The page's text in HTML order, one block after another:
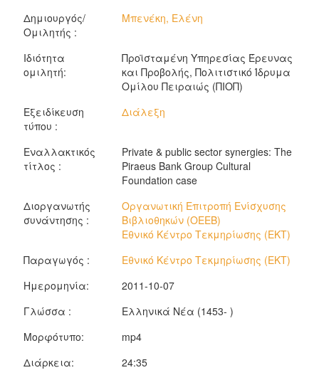
Δημιουργός/
Ομιλητής :
Μπενέκη, Ελένη
Ιδιότητα
ομιλητή:
Προϊσταμένη Υπηρεσίας Έρευνας
και Προβολής, Πολιτιστικό Ίδρυμα
Ομίλου Πειραιώς (ΠΙΟΠ)
Εξειδίκευση
τύπου :
Διάλεξη
Εναλλακτικός
τίτλος :
Private & public sector synergies: The
Piraeus Bank Group Cultural
Foundation case
Διοργανωτής
συνάντησης :
Οργανωτική Επιτροπή Ενίσχυσης
Βιβλιοθηκών (ΟΕΕΒ)
Εθνικό Κέντρο Τεκμηρίωσης (ΕΚΤ)
Παραγωγός :
Εθνικό Κέντρο Τεκμηρίωσης (ΕΚΤ)
Ημερομηνία:
2011-10-07
Γλώσσα :
Ελληνικά Νέα (1453- )
Μορφότυπο:
mp4
Διάρκεια:
24:35